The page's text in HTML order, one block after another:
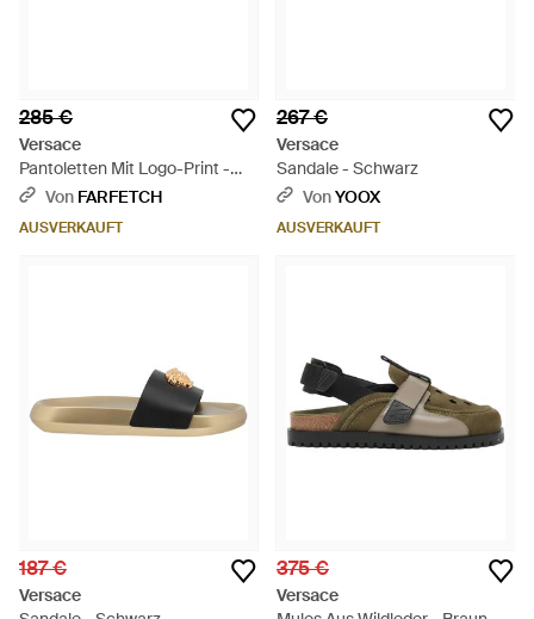
285 €
Versace
Pantoletten Mit Logo-Print -
Schwarz
Von FARFETCH
AUSVERKAUFT
267 €
Versace
Sandale - Schwarz
VonYOOX
AUSVERKAUFT
187 €
Versace
375 €
Versace